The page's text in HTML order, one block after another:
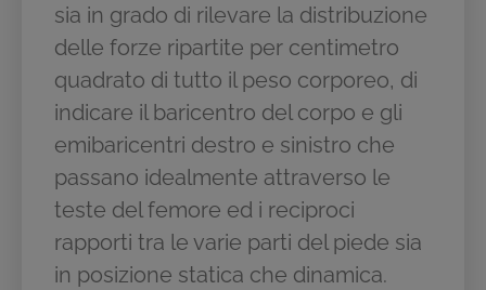
sia in grado di rilevare la distribuzione
delle forze ripartite per centimetro
quadrato di tutto il peso corporeo, di
indicare il baricentro del corpo e gli
emibaricentri destro e sinistro che
passano idealmente attraverso le
teste del femore ed i reciproci
rapporti tra le varie parti del piede sia
in posizione statica che dinamica.